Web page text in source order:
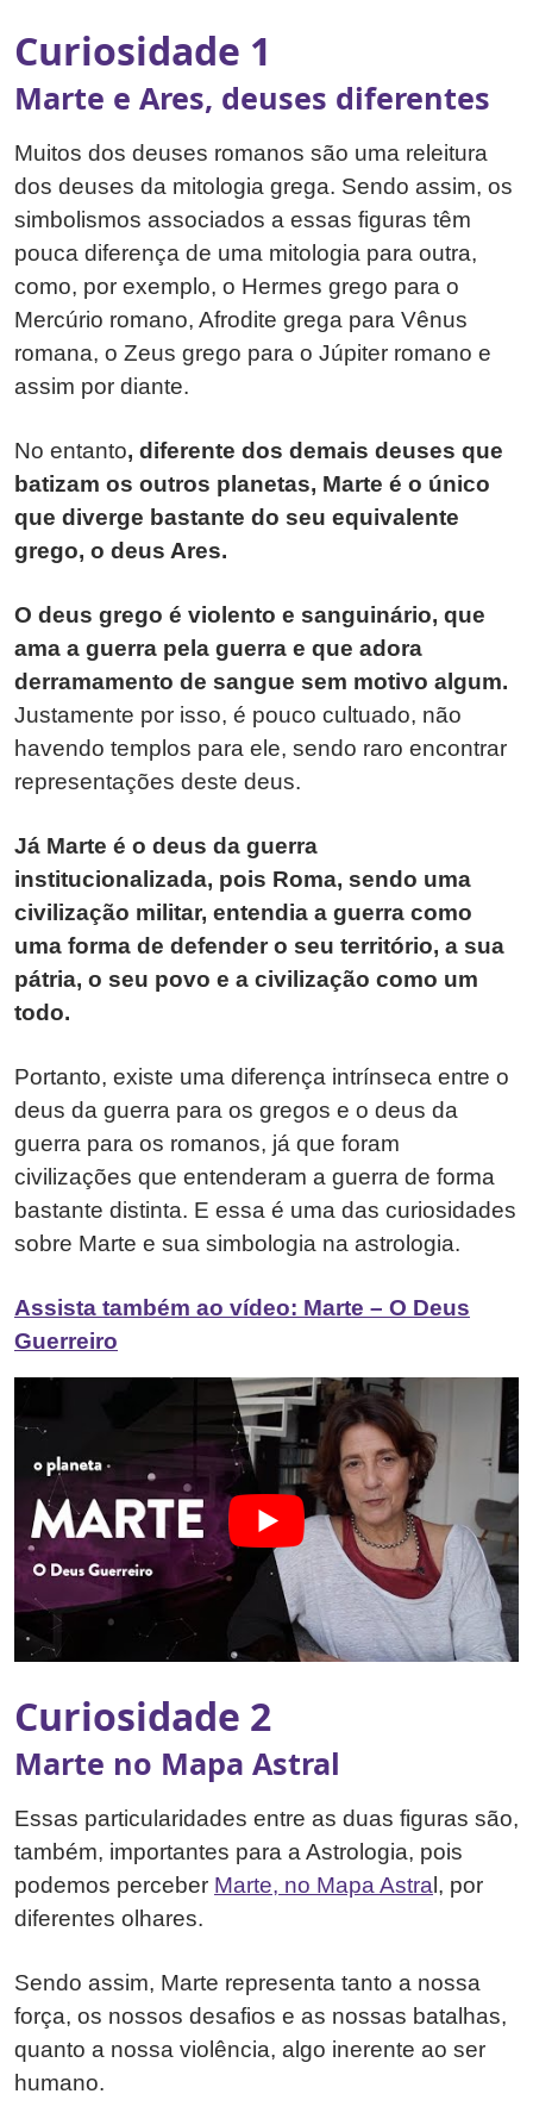
Curiosidade 1
Marte e Ares, deuses diferentes
Muitos dos deuses romanos são uma releitura
dos deuses da mitologia grega. Sendo assim, os
simbolismos associados a essas figuras têm
pouca diferença de uma mitologia para outra,
como, por exemplo, o Hermes grego para o
Mercúrio romano, Afrodite grega para Vênus
romana, o Zeus grego para o Júpiter romano e
assim por diante.
No entanto, diferente dos demais deuses que
batizam os outros planetas, Marte é o único
que diverge bastante do seu equivalente
grego, o deus Ares.
O deus grego é violento e sanguinário, que
ama a guerra pela guerra e que adora
derramamento de sangue sem motivo algum.
Justamente por isso, é pouco cultuado, não
havendo templos para ele, sendo raro encontrar
representações deste deus.
Já Marte é o deus da guerra
institucionalizada, pois Roma, sendo uma
civilização militar, entendia a guerra como
uma forma de defender o seu território, a sua
pátria, o seu povo e a civilização como um
todo.
Portanto, existe uma diferença intrínseca entre o
deus da guerra para os gregos e o deus da
guerra para os romanos, já que foram
civilizações que entenderam a guerra de forma
bastante distinta. E essa é uma das curiosidades
sobre Marte e sua simbologia na astrologia.
Assista também ao vídeo: Marte – O Deus
Guerreiro
Curiosidade 2
Marte no Mapa Astral
Essas particularidades entre as duas figuras são,
também, importantes para a Astrologia, pois
podemos perceber Marte, no Mapa Astral, por
diferentes olhares.
Sendo assim, Marte representa tanto a nossa
força, os nossos desafios e as nossas batalhas,
quanto a nossa violência, algo inerente ao ser
humano.